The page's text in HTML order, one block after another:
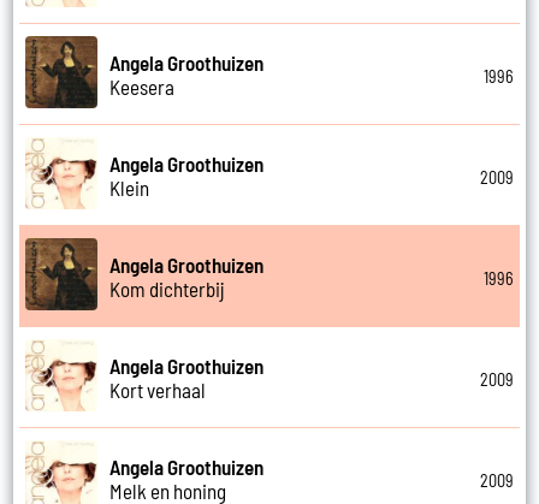
Angela Groothuizen
Keesera
1996
Angela Groothuizen
Klein
2009
Angela Groothuizen
Kom dichterbij
1996
Angela Groothuizen
Kort verhaal
2009
Angela Groothuizen
Melk en honing
2009